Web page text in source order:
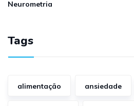
Neurometria
Tags
alimentação ansiedade